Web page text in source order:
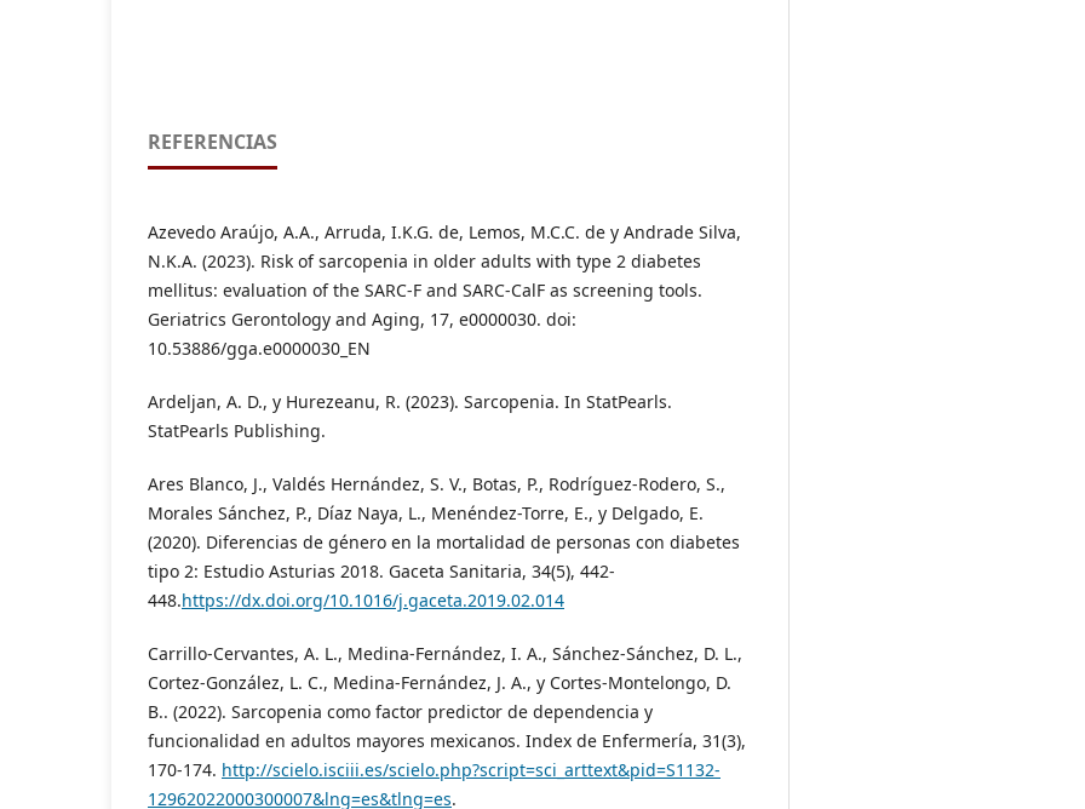
REFERENCIAS
Azevedo Araújo, A.A., Arruda, I.K.G. de, Lemos, M.C.C. de y Andrade Silva,
N.K.A. (2023). Risk of sarcopenia in older adults with type 2 diabetes
mellitus: evaluation of the SARC-F and SARC-CalF as screening tools.
Geriatrics Gerontology and Aging, 17, e0000030. doi:
10.53886/gga.e0000030_EN
Ardeljan, A. D., y Hurezeanu, R. (2023). Sarcopenia. In StatPearls.
StatPearls Publishing.
Ares Blanco, J., Valdés Hernández, S. V., Botas, P., Rodríguez-Rodero, S.,
Morales Sánchez, P., Díaz Naya, L., Menéndez-Torre, E., y Delgado, E.
(2020). Diferencias de género en la mortalidad de personas con diabetes
tipo 2: Estudio Asturias 2018. Gaceta Sanitaria, 34(5), 442-
448.https://dx.doi.org/10.1016/j.gaceta.2019.02.014
Carrillo-Cervantes, A. L., Medina-Fernández, I. A., Sánchez-Sánchez, D. L.,
Cortez-González, L. C., Medina-Fernández, J. A., y Cortes-Montelongo, D.
B.. (2022). Sarcopenia como factor predictor de dependencia y
funcionalidad en adultos mayores mexicanos. Index de Enfermería, 31(3),
170-174. http://scielo.isciii.es/scielo.php?script=sci_arttext&pid=S1132-
12962022000300007&lng=es&tlng=es.